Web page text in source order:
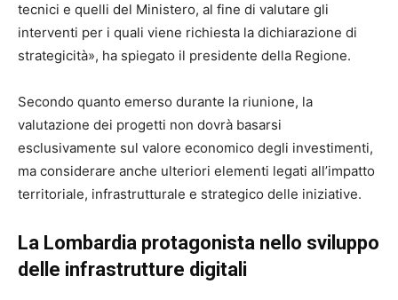
tecnici e quelli del Ministero, al fine di valutare gli
interventi per i quali viene richiesta la dichiarazione di
strategicità», ha spiegato il presidente della Regione.
Secondo quanto emerso durante la riunione, la
valutazione dei progetti non dovrà basarsi
esclusivamente sul valore economico degli investimenti,
ma considerare anche ulteriori elementi legati all’impatto
territoriale, infrastrutturale e strategico delle iniziative.
La Lombardia protagonista nello sviluppo
delle infrastrutture digitali